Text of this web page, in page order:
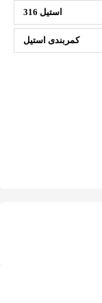
استیل 316
کمربندی استیل